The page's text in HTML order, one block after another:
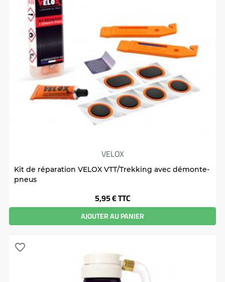
VELOX
Kit de réparation VELOX VTT/Trekking avec démonte-
pneus
Prix
5,95 €TTC
AJOUTER AU PANIER
favorite_border